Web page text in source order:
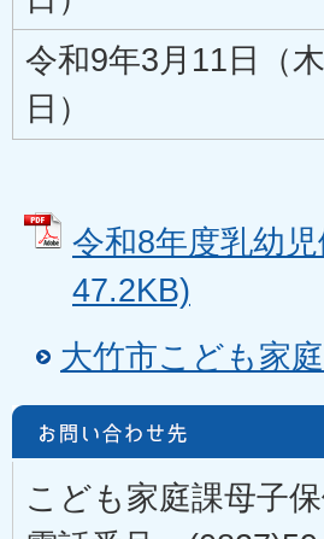
令和9年3月11日（
日）
令和8年度乳幼
47.2KB)
大竹市こども家
こども家庭課母子